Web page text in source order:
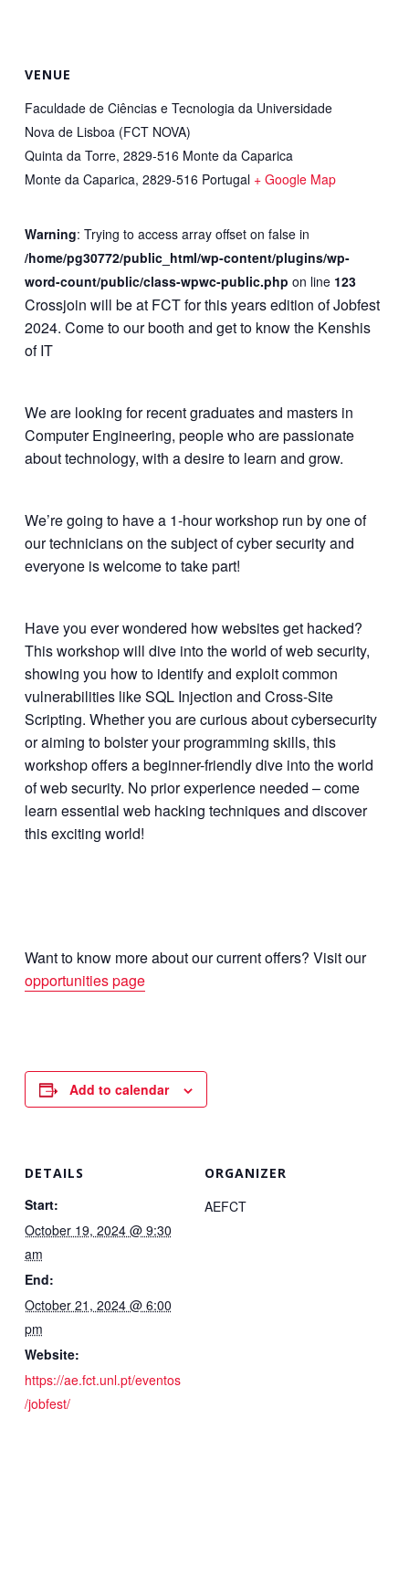
VENUE
Faculdade de Ciências e Tecnologia da Universidade
Nova de Lisboa (FCT NOVA)
Quinta da Torre, 2829-516 Monte da Caparica
Monte da Caparica, 2829-516 Portugal + Google Map
Warning: Trying to access array offset on false in
/home/pg30772/public_html/wp-content/plugins/wp-
word-count/public/class-wpwc-public.php on line 123
Crossjoin will be at FCT for this years edition of Jobfest
2024. Come to our booth and get to know the Kenshis
of IT
We are looking for recent graduates and masters in
Computer Engineering, people who are passionate
about technology, with a desire to learn and grow.
We’re going to have a 1-hour workshop run by one of
our technicians on the subject of cyber security and
everyone is welcome to take part!
Have you ever wondered how websites get hacked?
This workshop will dive into the world of web security,
showing you how to identify and exploit common
vulnerabilities like SQL Injection and Cross-Site
Scripting. Whether you are curious about cybersecurity
or aiming to bolster your programming skills, this
workshop offers a beginner-friendly dive into the world
of web security. No prior experience needed – come
learn essential web hacking techniques and discover
this exciting world!
Want to know more about our current offers? Visit our
opportunities page
Add to calendar
DETAILS
Start:
October 19, 2024 @ 9:30
am
End:
October 21, 2024 @ 6:00
pm
Website:
https://ae.fct.unl.pt/eventos
/jobfest/
ORGANIZER
AEFCT